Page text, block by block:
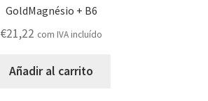
GoldMagnésio + B6
€21,22 com IVA incluído
Añadir al carrito